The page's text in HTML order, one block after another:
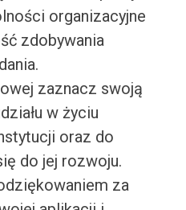
organizacyjne
zdobywania
zaznacz swoją
w życiu
oraz do
do jej rozwoju.
za